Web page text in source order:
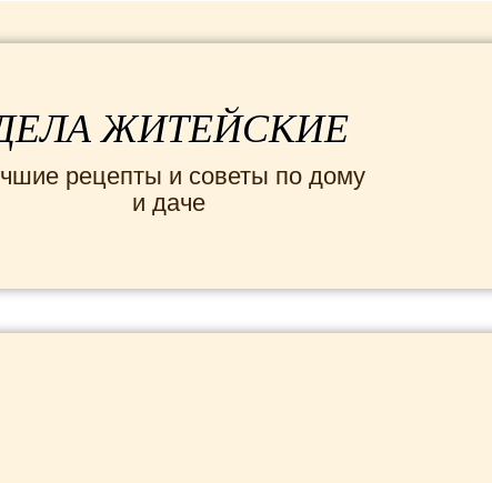
ЖИТЕЙСКИЕ
рецепты и советы по дому
и даче